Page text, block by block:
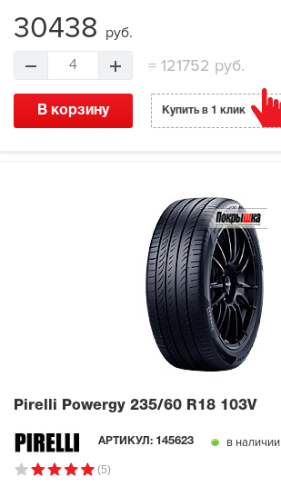
30438 руб.
4 =121752 руб.
В корзину Купить в 1 клик
Pirelli Powergy 235/60 R18 103V
АРТИКУЛ: 145623 в наличии
(5)